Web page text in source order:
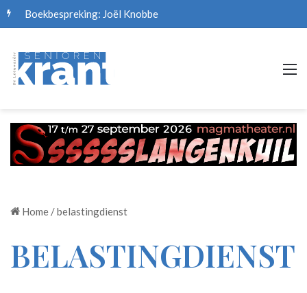
Boekbespreking: Joël Knobbe
Home /belastingdienst
BELASTINGDIENST